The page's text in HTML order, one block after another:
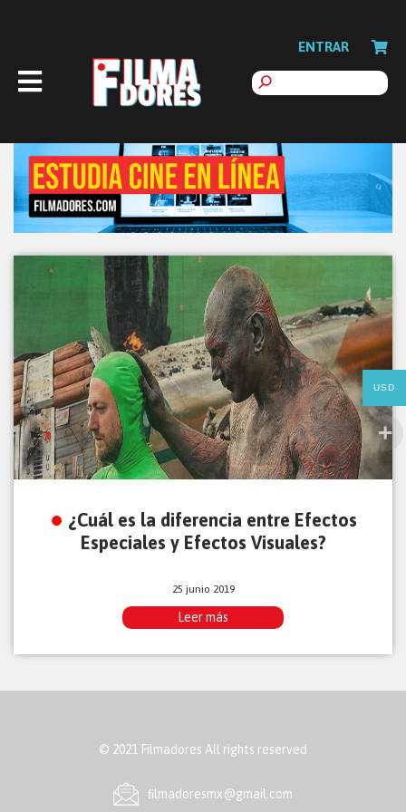
ENTRAR
¿Cuál es la diferencia entre Efectos
Especiales y Efectos Visuales?
25 junio 2019
Leer más
© 2021 Filmadores All rights reserved
ﬁlmadoresmx@gmail.com
USD